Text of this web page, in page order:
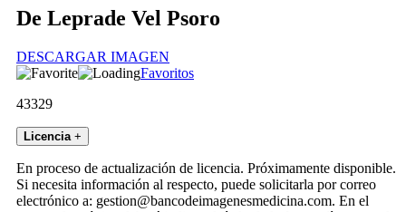
De Leprade Vel Psoro
DESCARGAR IMAGEN
Favoritos
43329
Licencia +
En proceso de actualización de licencia. Próximamente disponible.
Si necesita información al respecto, puede solicitarla por correo
electrónico a: gestion@bancodeimagenesmedicina.com. En el